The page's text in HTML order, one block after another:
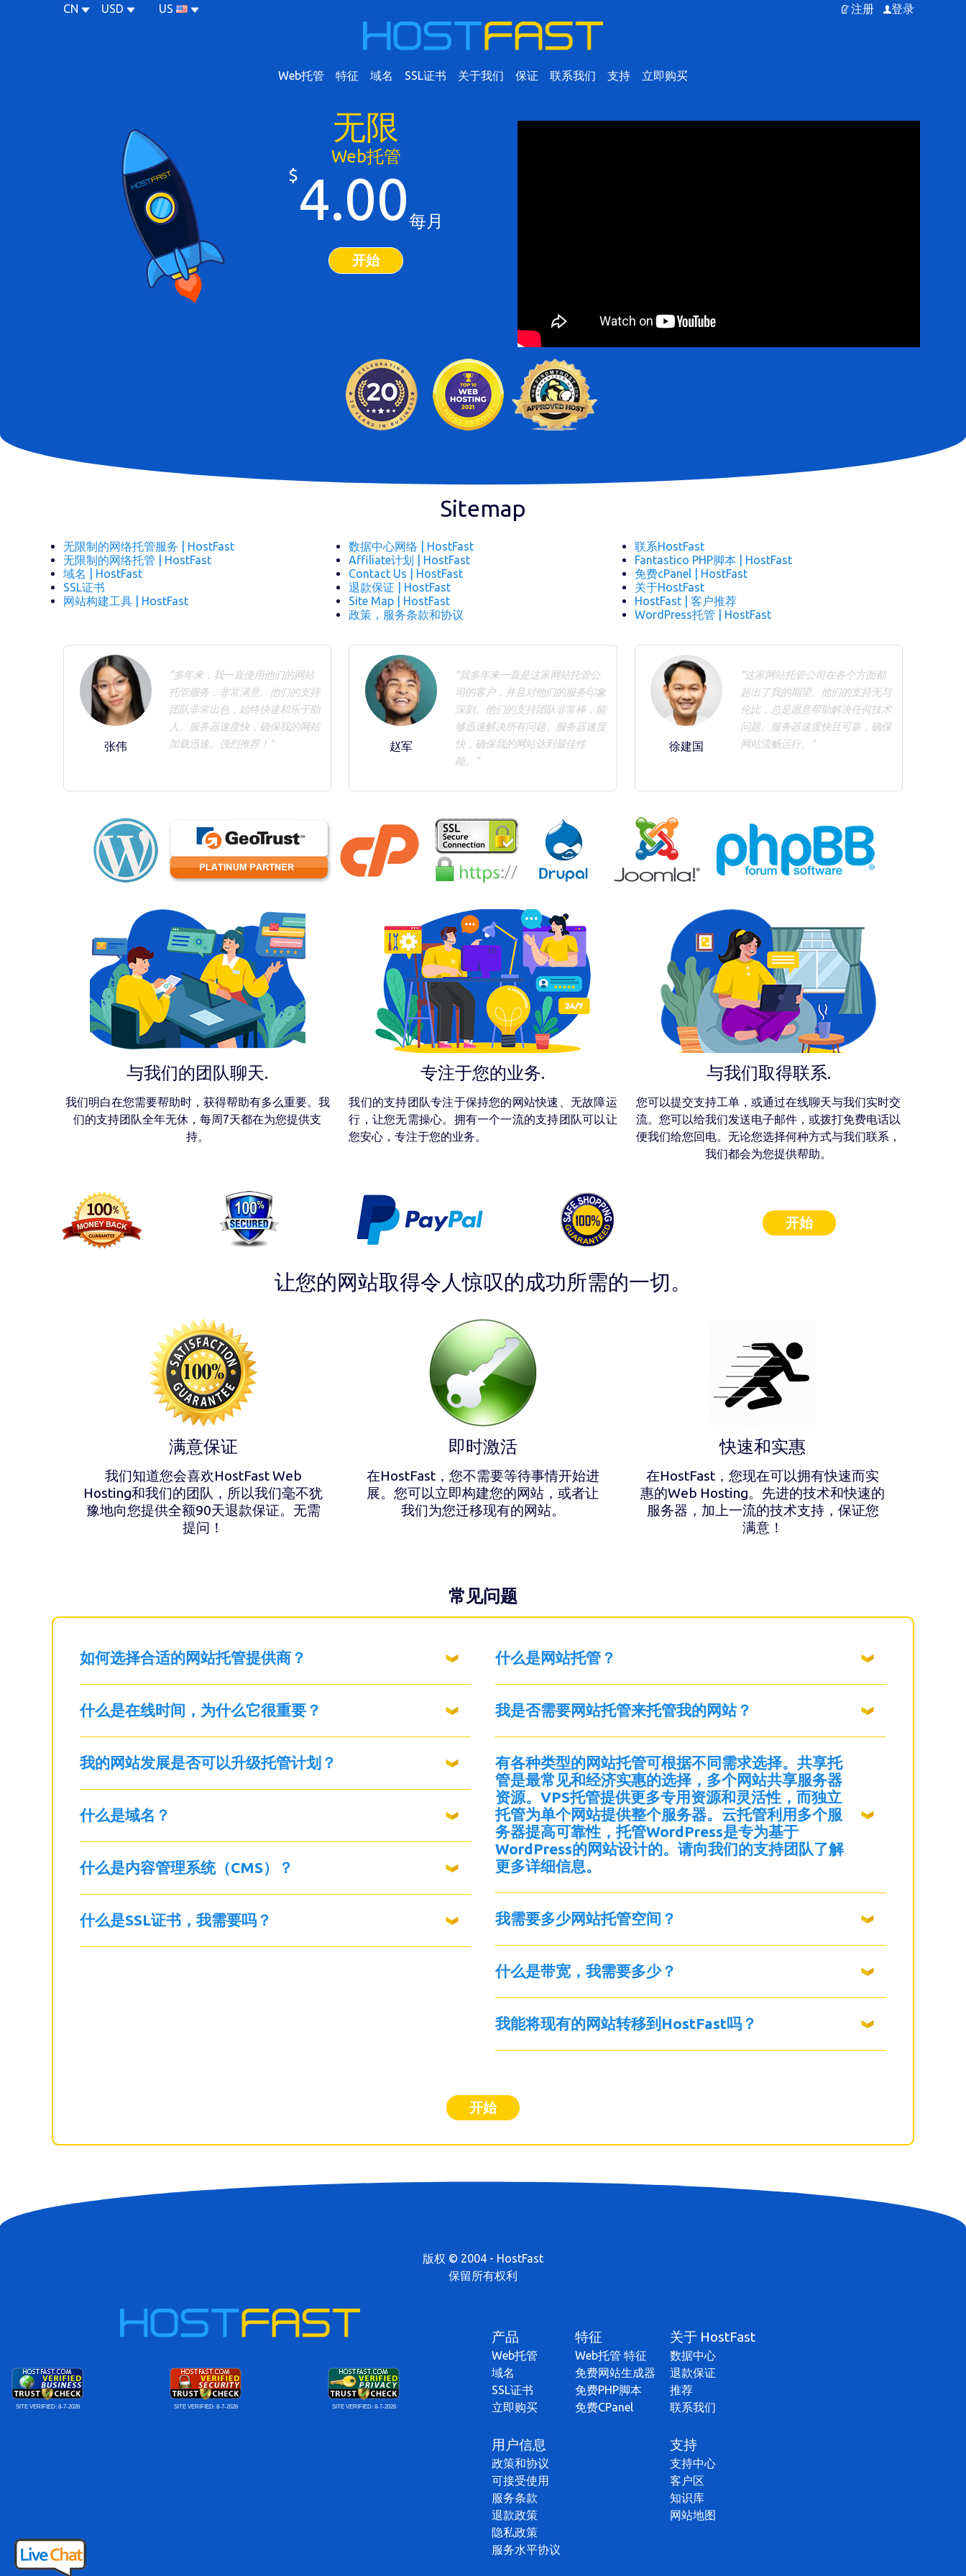
CN USD US 注册 登录
Web托管 特征 域名 SSL证书 关于我们 保证 联系我们 支持 立即购买
无限
Web托管
$4.00每月
开始
Sitemap
无限制的网络托管服务 | HostFast
无限制的网络托管 | HostFast
域名 | HostFast
SSL证书
网站构建工具 | HostFast
数据中心网络 | HostFast
Affiliate计划 | HostFast
Contact Us | HostFast
退款保证 | HostFast
Site Map | HostFast
政策，服务条款和协议
联系HostFast
Fantastico PHP脚本 | HostFast
免费cPanel | HostFast
关于HostFast
HostFast | 客户推荐
WordPress托管 | HostFast
张伟
"多年来，我一直使用他们的网站
托管服务，非常满意。他们的支持
团队非常出色，始终快速和乐于助
人。服务器速度快，确保我的网站
加载迅速。强烈推荐！"
赵军
"我多年来一直是这家网站托管公
司的客户，并且对他们的服务印象
深刻。他们的支持团队非常棒，能
够迅速解决所有问题。服务器速度
快，确保我的网站达到最佳性
能。"
徐建国
"这家网站托管公司在各个方面都
超出了我的期望。他们的支持无与
伦比，总是愿意帮助解决任何技术
问题。服务器速度快且可靠，确保
网站流畅运行。"
与我们的团队聊天.
我们明白在您需要帮助时，获得帮助有多么重要。我
们的支持团队全年无休，每周7天都在为您提供支
持。
专注于您的业务.
我们的支持团队专注于保持您的网站快速、无故障运
行，让您无需操心。拥有一个一流的支持团队可以让
您安心，专注于您的业务。
与我们取得联系.
您可以提交支持工单，或通过在线聊天与我们实时交
流。您可以给我们发送电子邮件，或拨打免费电话以
便我们给您回电。无论您选择何种方式与我们联系，
我们都会为您提供帮助。
开始
让您的网站取得令人惊叹的成功所需的一切。
满意保证
我们知道您会喜欢HostFast Web
Hosting和我们的团队，所以我们毫不犹
豫地向您提供全额90天退款保证。无需
提问！
即时激活
在HostFast，您不需要等待事情开始进
展。您可以立即构建您的网站，或者让
我们为您迁移现有的网站。
快速和实惠
在HostFast，您现在可以拥有快速而实
惠的Web Hosting。先进的技术和快速的
服务器，加上一流的技术支持，保证您
满意！
常见问题
如何选择合适的网站托管提供商？
什么是在线时间，为什么它很重要？
我的网站发展是否可以升级托管计划？
什么是域名？
什么是内容管理系统（CMS）？
什么是SSL证书，我需要吗？
什么是网站托管？
我是否需要网站托管来托管我的网站？
有各种类型的网站托管可根据不同需求选择。共享托
管是最常见和经济实惠的选择，多个网站共享服务器
资源。VPS托管提供更多专用资源和灵活性，而独立
托管为单个网站提供整个服务器。云托管利用多个服
务器提高可靠性，托管WordPress是专为基于
WordPress的网站设计的。请向我们的支持团队了解
更多详细信息。
我需要多少网站托管空间？
什么是带宽，我需要多少？
我能将现有的网站转移到HostFast吗？
开始
版权 © 2004 - HostFast
保留所有权利
SITE VERIFIED: 8-7-2026 SITE VERIFIED: 8-7-2026 SITE VERIFIED: 8-7-2026
产品
Web托管
域名
SSL证书
立即购买
用户信息
政策和协议
可接受使用
服务条款
退款政策
隐私政策
服务水平协议
特征
Web托管 特征
免费网站生成器
免费PHP脚本
免费CPanel
关于 HostFast
数据中心
退款保证
推荐
联系我们
支持
支持中心
客户区
知识库
网站地图